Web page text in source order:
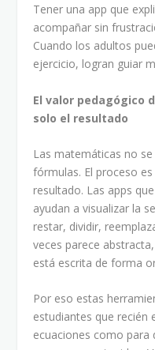
Tener una app que
acompañar sin
Cuando los adultos
ejercicio, logran guiar
El valor pedagógico
solo el resultado
Las matemáticas no
fórmulas. El proceso
resultado. Las apps
ayudan a visualizar la
restar, dividir,
veces parece
está escrita de forma
Por eso estas
estudiantes que recién
ecuaciones como para